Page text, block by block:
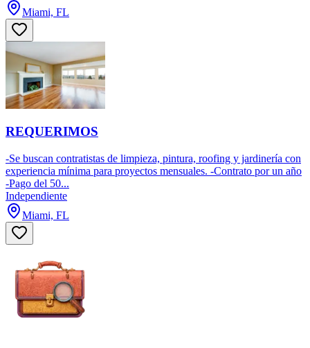
Miami, FL
REQUERIMOS
-Se buscan contratistas de limpieza, pintura, roofing y jardinería con
experiencia mínima para proyectos mensuales. -Contrato por un año
-Pago del 50...
Independiente
Miami, FL